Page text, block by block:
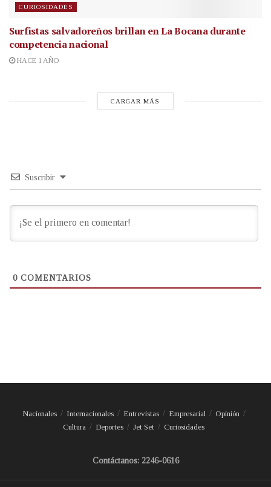
CURIOSIDADES
Surfistas salvadoreños brillan en La Bocana durante
competencia nacional
HACE 1 AÑO
CARGAR MÁS
Suscribir
0 COMENTARIOS
Nacionales Internacionales Entrevistas Empresarial
Opinión
Cultura
Deportes Jet Set Curiosidades
Contáctanos: 2246-0616